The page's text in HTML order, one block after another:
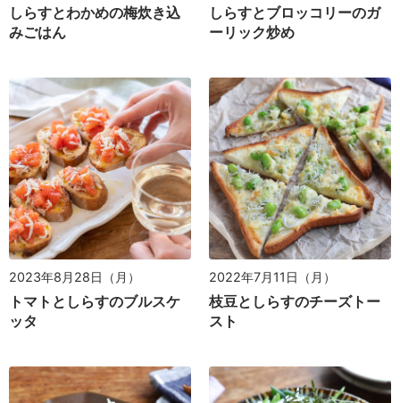
しらすとわかめの梅炊き込
みごはん
しらすとブロッコリーのガ
ーリック炒め
2023年8月28日（月）
トマトとしらすのブルスケ
ッタ
2022年7月11日（月）
枝豆としらすのチーズトー
スト